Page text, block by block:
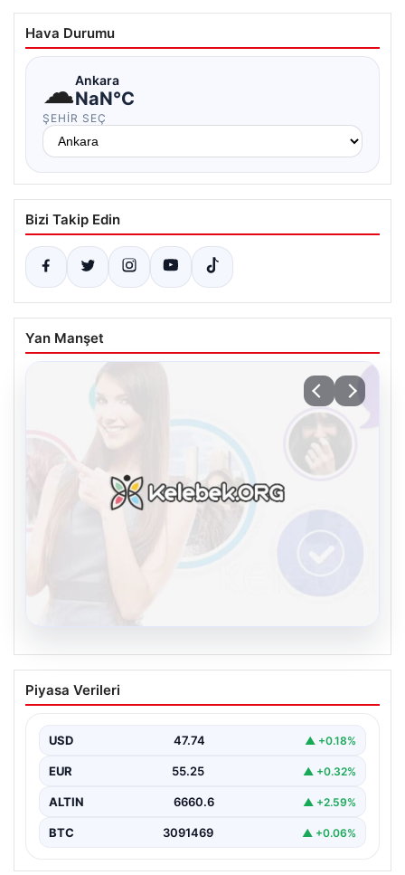
Hava Durumu
☁Ankara
NaN°C
ŞEHIR SEÇ
Bizi Takip Edin
Yan Manşet
08.08.2026
Kelebek.Org İle Dijital İletişimin Seviyeli
Adresi Ve Muhabbet Deneyimi
kurması büyük bir hassasiyet ifade etmektedir.
Günümüzde…
Piyasa Verileri
USD 47.74 ▲ +0.18%
EUR 55.25 ▲ +0.32%
ALTIN 6660.6 ▲ +2.59%
BTC 3091469 ▲ +0.06%